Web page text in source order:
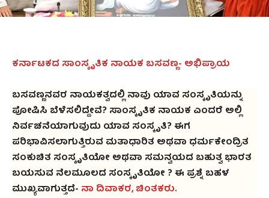
ಕರ್ನಾಟಕದ ಸಾಂಸ್ಕೃತಿಕ ನಾಯಕ ಬಸವಣ್ಣ- ಅಭಿಪ್ರಾಯ
ಬಸವಣ್ಣನವರ ನಾಯಕತ್ವದಲ್ಲಿ ನಾವು ಯಾವ ಸಂಸ್ಕೃತಿಯನ್ನು
ಪೋಷಿಸಿ ಬೆಳೆಸಲಿದ್ದೇವೆ? ಸಾಂಸ್ಕೃತಿಕ ನಾಯಕ ಎಂದರೆ ಅಲ್ಲಿ
ನಿರ್ವಚನೆಯಾಗುವುದು ಯಾವ ಸಂಸ್ಕೃತಿ? ಈಗ
ಪರಿಭಾವಿಸಲಾಗುತ್ತಿರುವ ಮತಾಧಾರಿತ ಅಥವಾ ಧರ್ಮಕೇಂದ್ರಿತ
ಸಂಕುಚಿತ ಸಂಸ್ಕೃತಿಯೋ ಅಥವಾ ಸಮನ್ವಯದ ಬಹುತ್ವ ಭಾರತ
ಬಯಸುವ ನೆಲಮೂಲದ ಸಂಸ್ಕೃತಿಯೋ ? ಈ ಪ್ರಶ್ನೆ ಬಹಳ
ಮುಖ್ಯವಾಗುತ್ತದೆ- ನಾ ದಿವಾಕರ, ಚಿಂತಕರು.